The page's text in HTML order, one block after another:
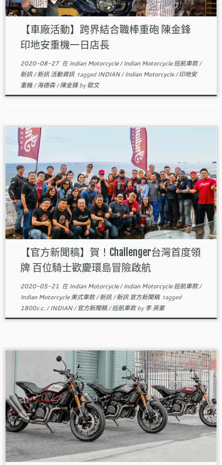
【車廠活動】跨界結合職棒重砲 陳金鋒
印地安重機一日店長
2020-08-27在 Indian Motorcycle/Indian Motorcycle 巡航車款/
新訊/新訊 活動資訊 tagged INDIAN/Indian Motorcycle/印地安
重機/海德森/陳金鋒by歐文
【官方新聞稿】賀！Challenger台灣首度領
牌 百位騎士歡慶環島冒險啟航
2020-05-21 在 Indian Motorcycle/Indian Motorcycle 巡航車款/
Indian Motorcycle 美式車款/新訊/新訊 官方新聞稿 tagged
1800c.c./INDIAN/官方新聞稿/巡航車款by李 英豪